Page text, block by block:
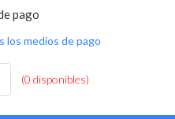
pago
los medios de pago
(0 disponibles)